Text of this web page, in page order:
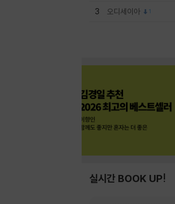
3 오디세이아 1
실시간 BOOK UP!